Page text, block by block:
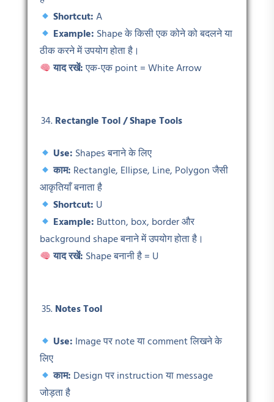
Shortcut:A
Example: Shape के किसी एक कोने को बदलने या
ठीक करने में उपयोग होता है।
याद रखें:एक-एक point = White Arrow
Rectangle Tool / Shape Tools
Use: Shapes बनाने के लिए
काम: Rectangle, Ellipse, Line, Polygon जैसी
आकृतियाँ बनाता है
Shortcut: U
Example: Button, box, border और
background shape बनाने में उपयोग होता है।
याद रखें: Shape बनानी है = U
Notes Tool
Use: Image पर note या comment लिखने के
लिए
काम: Design पर instruction या message
जोड़ता है